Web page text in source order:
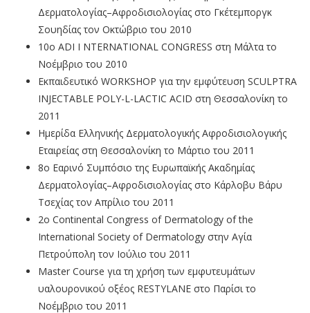
Δερματολογίας–Αφροδισιολογίας στο Γκέτεμποργκ
Σουηδίας τον Οκτώβριο του 2010
10ο ADI I NTERNATIONAL CONGRESS στη Μάλτα το
Νοέμβριο του 2010
Εκπαιδευτικό WORKSHOP για την εμφύτευση SCULPTRA
INJECTABLE POLY-L-LACTIC ACID στη Θεσσαλονίκη το
2011
Ημερίδα Ελληνικής Δερματολογικής Αφροδισιολογικής
Εταιρείας στη Θεσσαλονίκη το Μάρτιο του 2011
8ο Εαρινό Συμπόσιο της Ευρωπαϊκής Ακαδημίας
Δερματολογίας–Αφροδισιολογίας στο Κάρλοβυ Βάρυ
Τσεχίας τον Απρίλιο του 2011
2ο Continental Congress of Dermatology of the
International Society of Dermatology στην Αγία
Πετρούπολη τον Ιούλιο του 2011
Μaster Course για τη χρήση των εμφυτευμάτων
υαλουρονικού οξέος RESTYLANE στο Παρίσι το
Νοέμβριο του 2011